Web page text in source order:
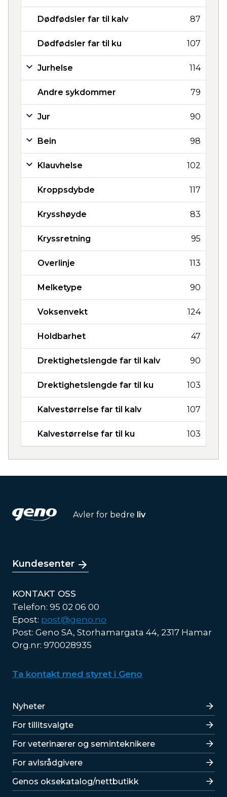
Dødfødsler far til kalv 87
Dødfødsler far til ku 107
Jurhelse 114
Andre sykdommer 79
Jur 90
Bein 98
Klauvhelse 102
Kroppsdybde 117
Krysshøyde 83
Kryssretning 95
Overlinje 113
Melketype 90
Voksenvekt 124
Holdbarhet 47
Drektighetslengde far til kalv 90
Drektighetslengde far til ku 103
Kalvestørrelse far til kalv 107
Kalvestørrelse far til ku 103
Avler for bedre liv
Kundesenter
KONTAKT OSS
Telefon: 95 02 06 00
Epost: post@geno.no
Post: Geno SA, Storhamargata 44, 2317 Hamar
Org.nr: 970028935
Ta kontakt med styret i Geno
Lenker
Nyheter
For tillitsvalgte
For veterinærer og seminteknikere
For avlsrådgivere
Lenker
Genos oksekatalog/nettbutikk